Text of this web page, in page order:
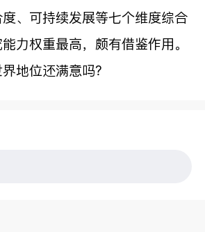
、可持续发展等七个维度综合
力权重最高，颇有借鉴作用。
地位还满意吗?